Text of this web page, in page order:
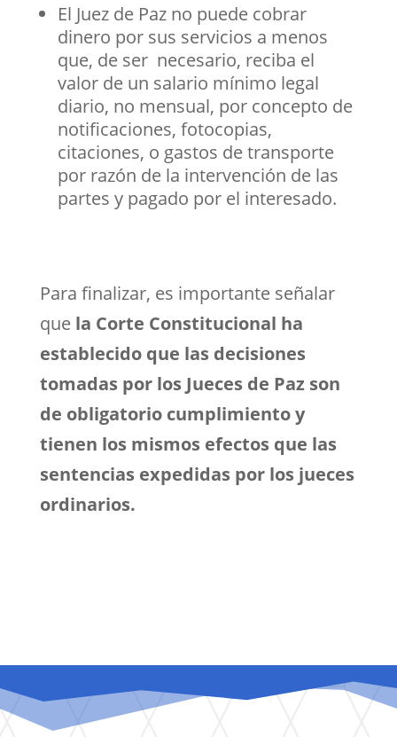
El Juez de Paz no puede cobrar
dinero por sus servicios a menos
que, de ser necesario, reciba el
valor de un salario mínimo legal
diario, no mensual, por concepto de
notificaciones, fotocopias,
citaciones, o gastos de transporte
por razón de la intervención de las
partes y pagado por el interesado.
Para finalizar, es importante señalar
que la Corte Constitucional ha
establecido que las decisiones
tomadas por los Jueces de Paz son
de obligatorio cumplimiento y
tienen los mismos efectos que las
sentencias expedidas por los jueces
ordinarios.